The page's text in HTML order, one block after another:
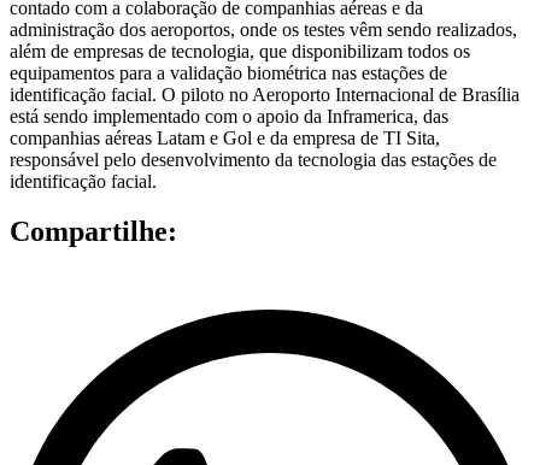
contado com a colaboração de companhias aéreas e da
administração dos aeroportos, onde os testes vêm sendo realizados,
além de empresas de tecnologia, que disponibilizam todos os
equipamentos para a validação biométrica nas estações de
identificação facial. O piloto no Aeroporto Internacional de Brasília
está sendo implementado com o apoio da Inframerica, das
companhias aéreas Latam e Gol e da empresa de TI Sita,
responsável pelo desenvolvimento da tecnologia das estações de
identificação facial.
Compartilhe: